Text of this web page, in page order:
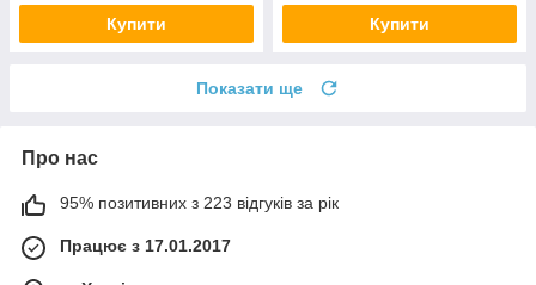
Купити Купити
Показати ще
Про нас
95% позитивних з 223 відгуків за рік
Працює з 17.01.2017